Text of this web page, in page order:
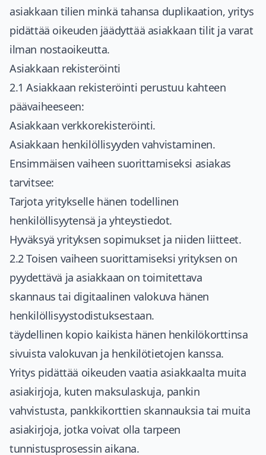
asiakkaan tilien minkä tahansa duplikaation, yritys
pidättää oikeuden jäädyttää asiakkaan tilit ja varat
ilman nostaoikeutta.
Asiakkaan rekisteröinti
2.1 Asiakkaan rekisteröinti perustuu kahteen
päävaiheeseen:
Asiakkaan verkkorekisteröinti.
Asiakkaan henkilöllisyyden vahvistaminen.
Ensimmäisen vaiheen suorittamiseksi asiakas
tarvitsee:
Tarjota yritykselle hänen todellinen
henkilöllisyytensä ja yhteystiedot.
Hyväksyä yrityksen sopimukset ja niiden liitteet.
2.2 Toisen vaiheen suorittamiseksi yrityksen on
pyydettävä ja asiakkaan on toimitettava
skannaus tai digitaalinen valokuva hänen
henkilöllisyystodistuksestaan.
täydellinen kopio kaikista hänen henkilökorttinsa
sivuista valokuvan ja henkilötietojen kanssa.
Yritys pidättää oikeuden vaatia asiakkaalta muita
asiakirjoja, kuten maksulaskuja, pankin
vahvistusta, pankkikorttien skannauksia tai muita
asiakirjoja, jotka voivat olla tarpeen
tunnistusprosessin aikana.